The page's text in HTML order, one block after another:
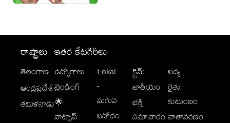
రాష్ట్రాలు
తెలంగాణ
ఆంధ్రప్రదేశ్
తమిళనాడు
ఇతర కేటగిరీలు
ఉద్యోగాలు
ట్రెండింగ్
🌟
వాట్సాప్
Lokal
-
మగువ
వినోదం
క్రైమ్
జాతీయం
భక్తి
సమాచారం
విద్య
రైతు
కుటుంబం
వాతావరణం